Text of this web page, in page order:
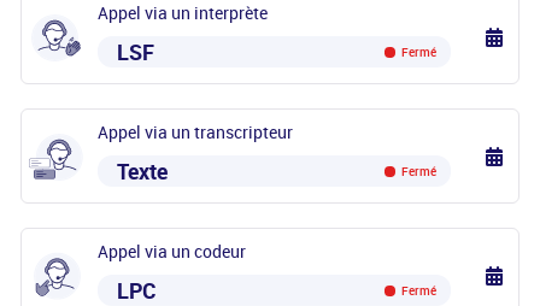
Appel via un interprète
LSF Fermé
Appel via un transcripteur
Texte Fermé
Appel via un codeur
LPC Fermé